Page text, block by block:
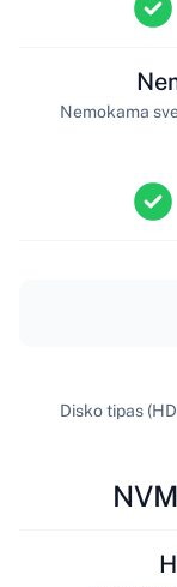
Nemokama
Disko tipas